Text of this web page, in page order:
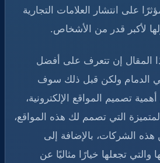
على انتشار العلامات التجارية
لأكبر قدر من الأشخاص.
إن تتعرف على أفضل
الدمام ولكن قبل ذلك سوف
تصميم المواقع الإلكترونية،
التي تصمم لك هذه المواقع،
الشركات، بالإضافة إلى
والتي تجعلها خيارًا مثاليًا عن